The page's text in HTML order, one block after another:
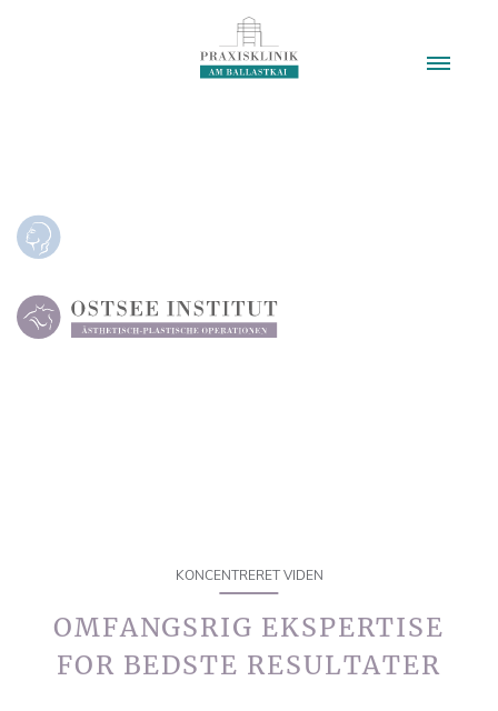
KONCENTRERET VIDEN
OMFANGSRIG EKSPERTISE
FOR BEDSTE RESULTATER